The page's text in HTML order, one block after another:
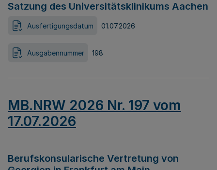
Satzung des Universitätsklinikums Aachen
Ausfertigungsdatum 01.07.2026
Ausgabennummer 198
MB.NRW 2026 Nr. 197 vom
17.07.2026
Berufskonsularische Vertretung von